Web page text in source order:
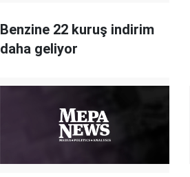
Benzine 22 kuruş indirim
daha geliyor